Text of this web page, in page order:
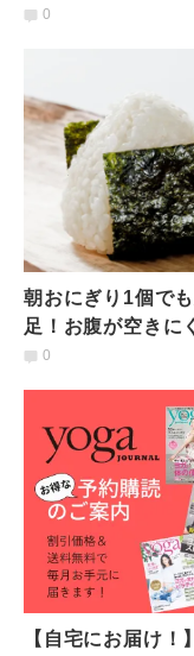
と抗酸化力がアッ
0
朝おにぎり1個で
足！お腹が空きに
み合わせ4選｜管理
0
【自宅にお届け！